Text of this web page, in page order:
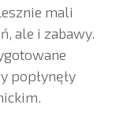
mali
ale i zabawy.
popłynęły